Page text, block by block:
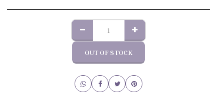
OUT OF STOCK